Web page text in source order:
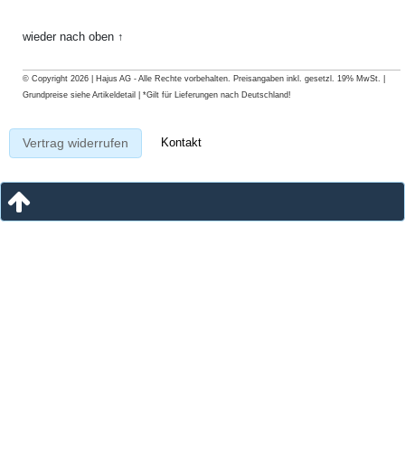
wieder nach oben ↑
© Copyright 2026 | Hajus AG - Alle Rechte vorbehalten. Preisangaben inkl. gesetzl. 19% MwSt. |
Grundpreise siehe Artikeldetail | *Gilt für Lieferungen nach Deutschland!
Vertrag widerrufen Kontakt